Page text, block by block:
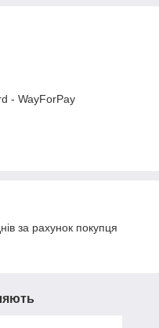
- WayForPay
за рахунок покупця